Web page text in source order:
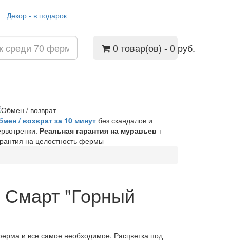
Декор - в подарок
0 товар(ов) - 0 руб.
/ возврат за 10 минут без скандалов и
Реальная гарантия на муравьев +
на целостность фермы
"Горный
и все самое необходимое. Расцветка под